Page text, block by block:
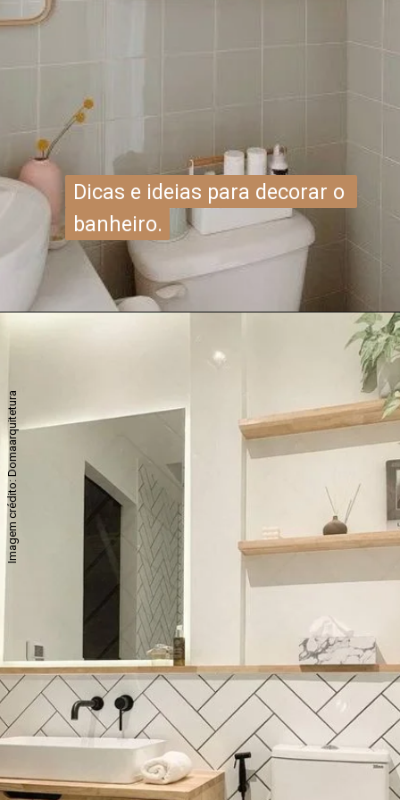
Dicas e ideias para decorar o
banheiro.
Dicas e ideias para decorar o
banheiro.
Imagem crédito: Domaarquitetura